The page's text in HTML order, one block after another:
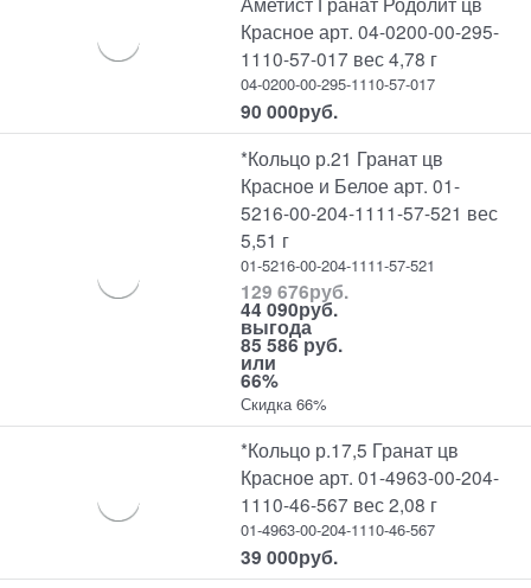
Красное арт. 04-0200-00-295-
1110-57-017 вес 4,78 г
04-0200-00-295-1110-57-017
90 000руб.
*Кольцо р.21 Гранат цв
Красное и Белое арт. 01-
5216-00-204-1111-57-521 вес
5,51 г
01-5216-00-204-1111-57-521
129 676руб.
44 090руб.
выгода
85 586 руб.
или
66%
Скидка 66%
*Кольцо р.17,5 Гранат цв
Красное арт. 01-4963-00-204-
1110-46-567 вес 2,08 г
01-4963-00-204-1110-46-567
39 000руб.